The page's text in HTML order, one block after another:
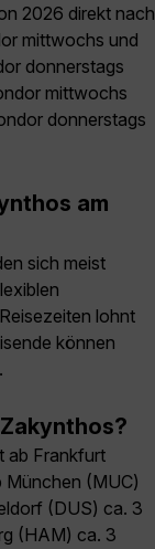
2026 direkt nach
mittwochs und
donnerstags
mittwochs
donnerstags
am
sich meist
lohnt
können
ab Frankfurt
München (MUC)
(DUS) ca. 3
(HAM) ca. 3